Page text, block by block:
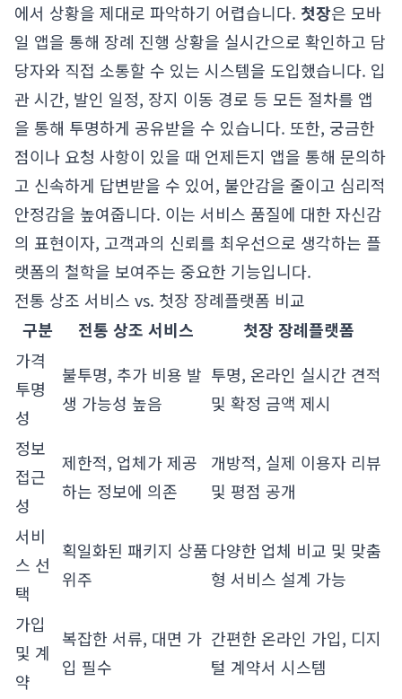
에서 상황을 제대로 파악하기 어렵습니다. 첫장은 모바
일 앱을 통해 장례 진행 상황을 실시간으로 확인하고 담
당자와 직접 소통할 수 있는 시스템을 도입했습니다. 입
관 시간, 발인 일정, 장지 이동 경로 등 모든 절차를 앱
을 통해 투명하게 공유받을 수 있습니다. 또한, 궁금한
점이나 요청 사항이 있을 때 언제든지 앱을 통해 문의하
고 신속하게 답변받을 수 있어, 불안감을 줄이고 심리적
안정감을 높여줍니다. 이는 서비스 품질에 대한 자신감
의 표현이자, 고객과의 신뢰를 최우선으로 생각하는 플
랫폼의 철학을 보여주는 중요한 기능입니다.
전통 상조 서비스 vs. 첫장 장례플랫폼 비교
구분
전통 상조 서비스
첫장 장례플랫폼
가격
투명
성
불투명, 추가 비용 발
생 가능성 높음
투명, 온라인 실시간 견적
및 확정 금액 제시
정보
접근
성
제한적, 업체가 제공
하는 정보에 의존
개방적, 실제 이용자 리뷰
및 평점 공개
서비
스 선
택
획일화된 패키지 상품
위주
다양한 업체 비교 및 맞춤
형 서비스 설계 가능
가입
및 계
약
복잡한 서류, 대면 가
입 필수
간편한 온라인 가입, 디지
털 계약서 시스템